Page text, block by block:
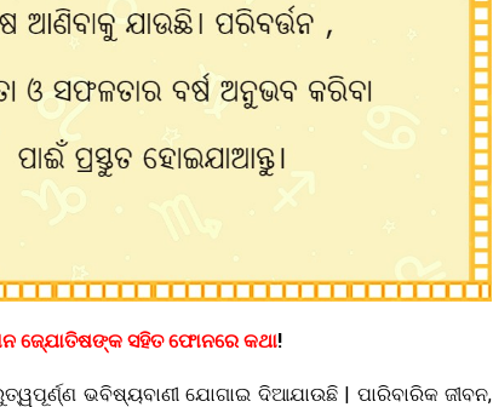
ଜ୍ଯୋତିଷଙ୍କ ସହିତ ଫୋନରେ କଥା!
ଭବିଷ୍ୟବାଣୀ ଯୋଗାଇ ଦିଆଯାଉଛି | ପାରିବାରିକ ଜୀବନ,